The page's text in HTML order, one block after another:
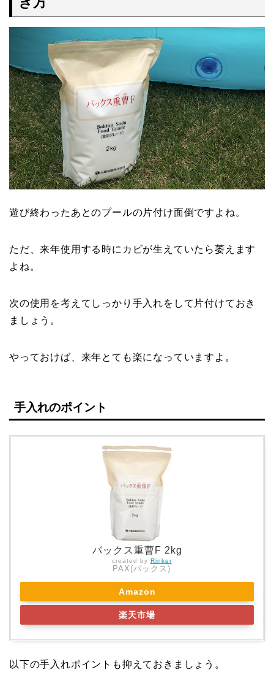
遊び終わったあとのプールの片付け面倒ですよね。
ただ、来年使用する時にカビが生えていたら萎えます
よね。
次の使用を考えてしっかり手入れをして片付けておき
ましょう。
やっておけば、来年とても楽になっていますよ。
手入れのポイント
パックス重曹F 2kg
created by Rinker
PAX(パックス)
Amazon
楽天市場
以下の手入れポイントも抑えておきましょう。